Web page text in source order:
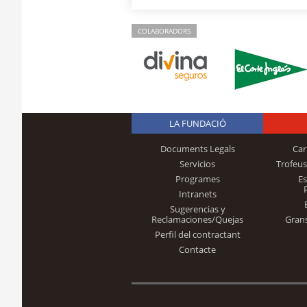
COLABORADORS
LA FUNDACIÓ
Documents Legals
Servicios
Programes
Intranets
Sugerencias y
Reclamaciones/Quejas
Perfil del contractant
Contacte